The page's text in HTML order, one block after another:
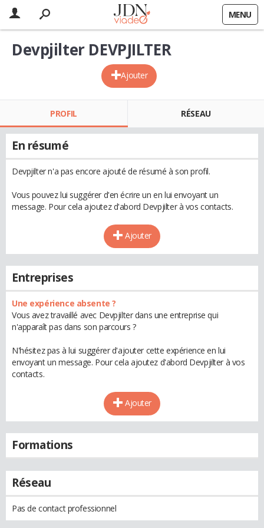
MENU
Ajouter
Devpjilter DEVPJILTER
PROFIL RÉSEAU
En résumé
Devpjilter n'a pas encore ajouté de résumé à son profil.
Vous pouvez lui suggérer d'en écrire un en lui envoyant un
message. Pour cela ajoutez d'abord Devpjilter à vos contacts.
Ajouter
Entreprises
Une expérience absente ?
Vous avez travaillé avec Devpjilter dans une entreprise qui
n'apparaît pas dans son parcours ?
N'hésitez pas à lui suggérer d'ajouter cette expérience en lui
envoyant un message. Pour cela ajoutez d'abord Devpjilter à vos
contacts.
Ajouter
Formations
Réseau
Pas de contact professionnel